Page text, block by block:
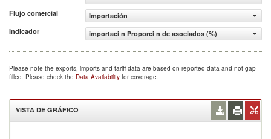
Flujo comercial
Importación
Indicador
importaci n Proporci n de asociados (%)
Please note the exports, imports and tariff data are based on reported data and not gap
filled. Please check the Data Availability for coverage.
VISTA DE GRÁFICO